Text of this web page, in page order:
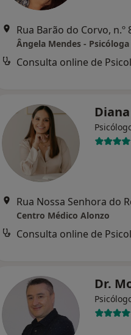
Ângela Mendes - Psicóloga
Consulta online de
Centro Médico Alonzo
Consulta online de
Dr.